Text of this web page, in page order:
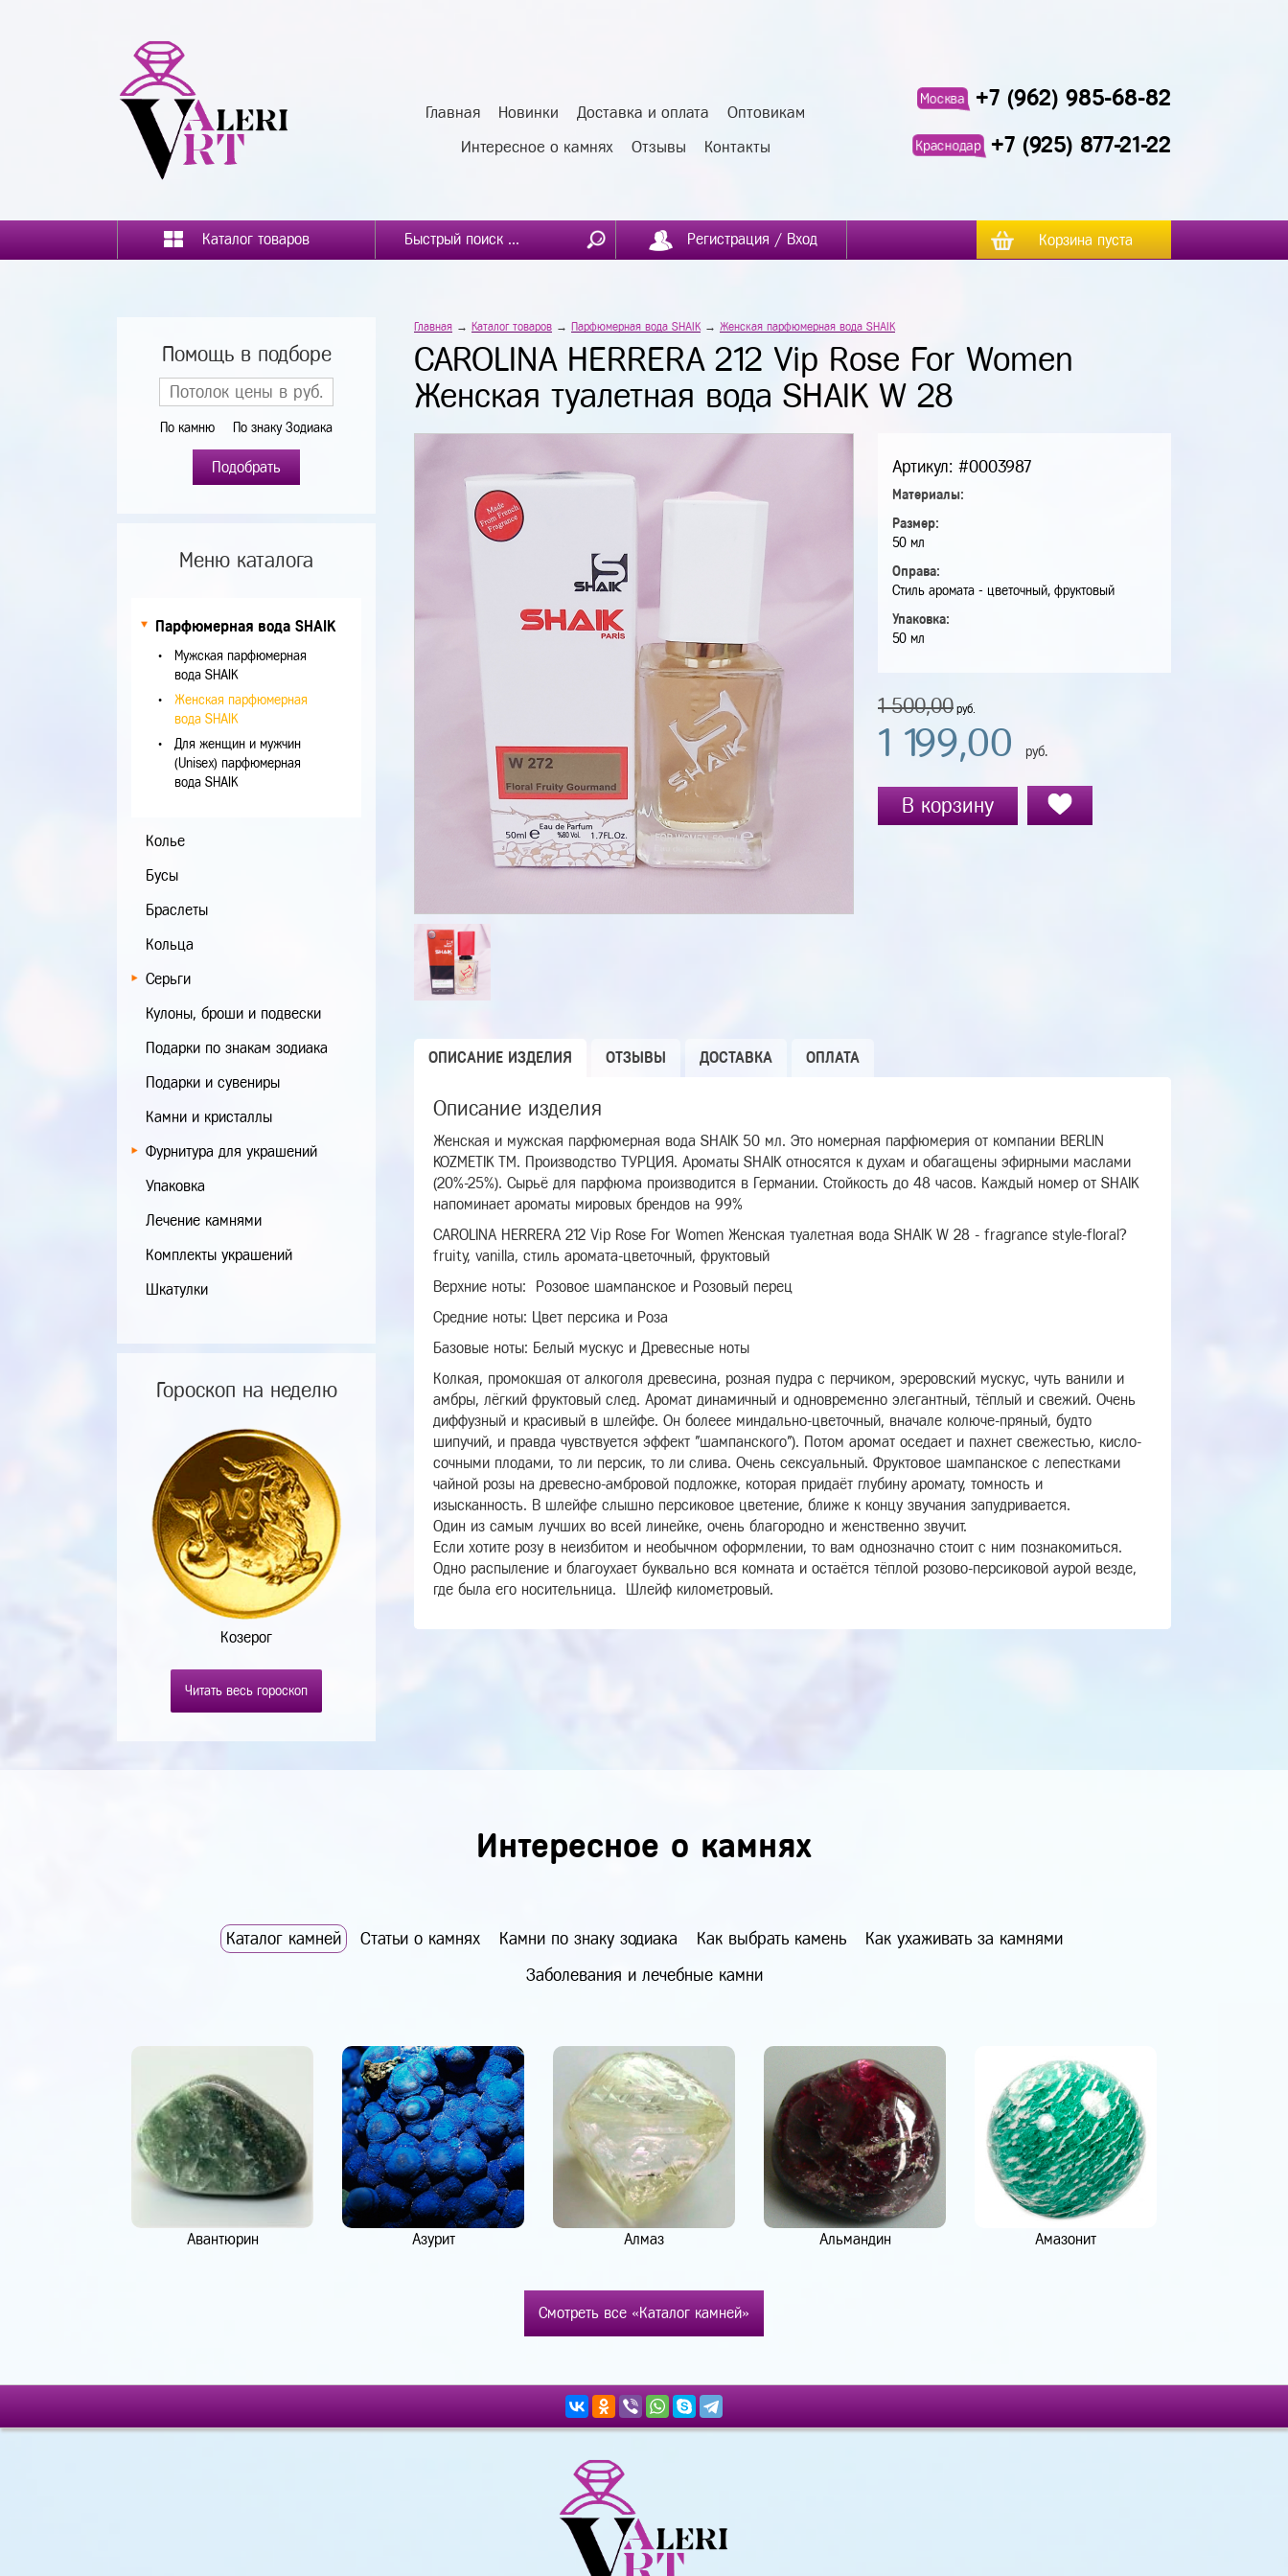
Главная Новинки Доставка и оплата Оптовикам
Интересное о камнях Отзывы Контакты
Москва +7 (962) 985-68-82
Краснодар +7 (925) 877-21-22
Каталог товаров Регистрация / Вход Корзина пуста
Помощь в подборе
По камню По знаку Зодиака
Подобрать
Меню каталога
Парфюмерная вода SHAIK
Мужская парфюмерная
вода SHAIK
Женская парфюмерная
вода SHAIK
Для женщин и мужчин
(Unisex) парфюмерная
вода SHAIK
Колье
Бусы
Браслеты
Кольца
Серьги
Кулоны, броши и подвески
Подарки по знакам зодиака
Подарки и сувениры
Камни и кристаллы
Фурнитура для украшений
Упаковка
Лечение камнями
Комплекты украшений
Шкатулки
Гороскоп на неделю
Козерог
Читать весь гороскоп
Главная → Каталог товаров → Парфюмерная вода SHAIK → Женская парфюмерная вода SHAIK
CAROLINA HERRERA 212 Vip Rose For Women
Женская туалетная вода SHAIK W 28
Артикул: #0003987
Материалы:
Размер:
50 мл
Оправа:
Стиль аромата - цветочный, фруктовый
Упаковка:
50 мл
1 500,00 руб.
1 199,00 руб.
В корзину
ОПИСАНИЕ ИЗДЕЛИЯ ОТЗЫВЫ ДОСТАВКА ОПЛАТА
Описание изделия
Женская и мужская парфюмерная вода SHAIK 50 мл. Это номерная парфюмерия от компании BERLIN
KOZMETIK TM. Производство ТУРЦИЯ. Ароматы SHAIK относятся к духам и обагащены эфирными маслами
(20%-25%). Сырьё для парфюма производится в Германии. Стойкость до 48 часов. Каждый номер от SHAIK
напоминает ароматы мировых брендов на 99%
CAROLINA HERRERA 212 Vip Rose For Women Женская туалетная вода SHAIK W 28 - fragrance style-floral?
fruity, vanilla, стиль аромата-цветочный, фруктовый
Верхние ноты:
Розовое шампанское и Розовый перец
Средние ноты: Цвет персика и Роза
Базовые ноты: Белый мускус и Древесные ноты
Колкая, промокшая от алкоголя древесина, розная пудра с перчиком, эреровский мускус, чуть ванили и
амбры, лёгкий фруктовый след. Аромат динамичный и одновременно элегантный, тёплый и свежий. Очень
диффузный и красивый в шлейфе. Он болеее миндально-цветочный, вначале колюче-пряный, будто
шипучий, и правда чувствуется эффект "шампанского"). Потом аромат оседает и пахнет свежестью, кисло-
сочными плодами, то ли персик, то ли слива. Очень сексуальный. Фруктовое шампанское с лепестками
чайной розы на древесно-амбровой подложке, которая придаёт глубину аромату, томность и
изысканность. В шлейфе слышно персиковое цветение, ближе к концу звучания запудривается.
Один из самым лучших во всей линейке, очень благородно и женственно звучит.
Если хотите розу в неизбитом и необычном оформлении, то вам однозначно стоит с ним познакомиться.
Одно распыление и благоухает буквально вся комната и остаётся тёплой розово-персиковой аурой везде,
где была его носительница. Шлейф километровый.
Интересное о камнях
Каталог камней Статьи о камнях Камни по знаку зодиака Как выбрать камень Как ухаживать за камнями
Заболевания и лечебные камни
Авантюрин Азурит Алмаз Альмандин Амазонит
Смотреть все «Каталог камней»